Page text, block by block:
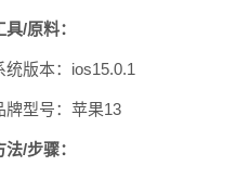
具/原料：
统版本：ios15.0.1
牌型号：苹果13
法/步骤：